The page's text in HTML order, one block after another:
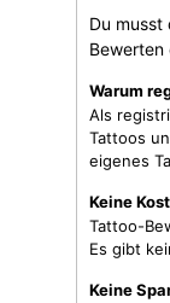
Du musst
Bewerten
Warum
Als
Tattoos
eigenes
Keine
Tattoo-
Es gibt
Keine